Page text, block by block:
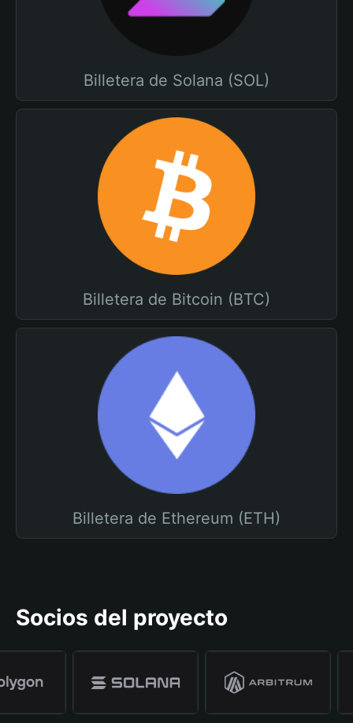
Billetera de Solana (SOL)
Billetera de Bitcoin (BTC)
Billetera de Ethereum (ETH)
Socios del proyecto